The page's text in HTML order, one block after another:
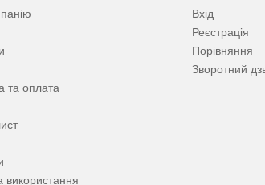
та оплата
використання
Вхід
Реєстрація
Порівняння
Зворотний